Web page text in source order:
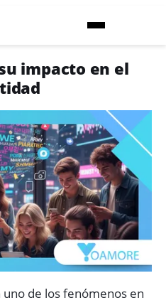
impacto en el
uno de los fenómenos en